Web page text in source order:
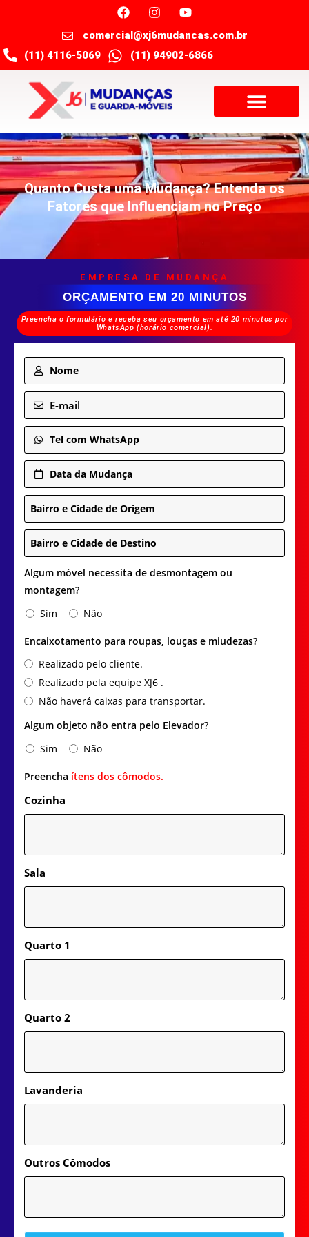
comercial@xj6mudancas.com.br
(11) 4116-5069
(11) 94902-6866
Quanto Custa uma Mudança? Entenda os
Fatores que Influenciam no Preço
EMPRESA DE MUDANÇA
ORÇAMENTO EM 20 MINUTOS
Preencha o formulário e receba seu orçamento em até 20 minutos por
WhatsApp (horário comercial).
Nome
E-mail
Tel com WhatsApp
Data da Mudança
Bairro e Cidade de Origem
Bairro e Cidade de Destino
Algum móvel necessita de desmontagem ou
montagem?
Sim
Não
Encaixotamento para roupas, louças e miudezas?
Realizado pelo cliente.
Realizado pela equipe XJ6 .
Não haverá caixas para transportar.
Algum objeto não entra pelo Elevador?
Sim
Não
Preencha ítens dos cômodos.
Cozinha
Sala
Quarto 1
Quarto 2
Lavanderia
Outros Cômodos